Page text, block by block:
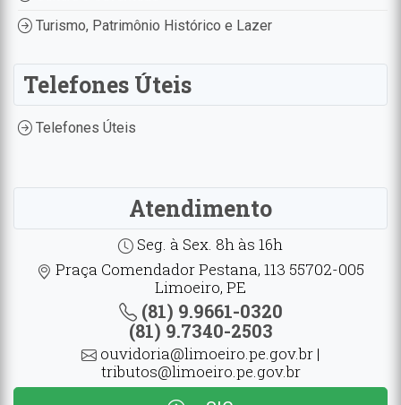
Turismo, Patrimônio Histórico e Lazer
Telefones Úteis
Telefones Úteis
Atendimento
Seg. à Sex. 8h às 16h
Praça Comendador Pestana, 113 55702-005
Limoeiro, PE
(81) 9.9661-0320
(81) 9.7340-2503
ouvidoria@limoeiro.pe.gov.br |
tributos@limoeiro.pe.gov.br